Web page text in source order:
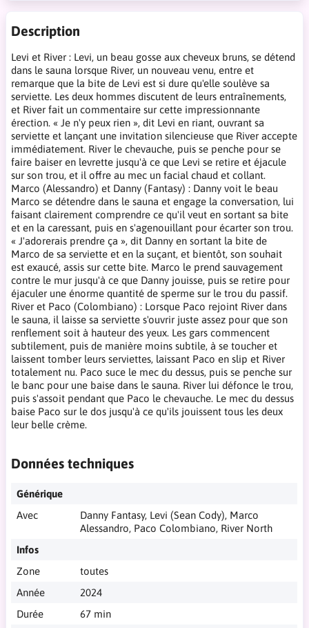
Description
Levi et River : Levi, un beau gosse aux cheveux bruns, se détend
dans le sauna lorsque River, un nouveau venu, entre et
remarque que la bite de Levi est si dure qu'elle soulève sa
serviette. Les deux hommes discutent de leurs entraînements,
et River fait un commentaire sur cette impressionnante
érection. « Je n'y peux rien », dit Levi en riant, ouvrant sa
serviette et lançant une invitation silencieuse que River accepte
immédiatement. River le chevauche, puis se penche pour se
faire baiser en levrette jusqu'à ce que Levi se retire et éjacule
sur son trou, et il offre au mec un facial chaud et collant.
Marco (Alessandro) et Danny (Fantasy) : Danny voit le beau
Marco se détendre dans le sauna et engage la conversation, lui
faisant clairement comprendre ce qu'il veut en sortant sa bite
et en la caressant, puis en s'agenouillant pour écarter son trou.
« J'adorerais prendre ça », dit Danny en sortant la bite de
Marco de sa serviette et en la suçant, et bientôt, son souhait
est exaucé, assis sur cette bite. Marco le prend sauvagement
contre le mur jusqu'à ce que Danny jouisse, puis se retire pour
éjaculer une énorme quantité de sperme sur le trou du passif.
River et Paco (Colombiano) : Lorsque Paco rejoint River dans
le sauna, il laisse sa serviette s'ouvrir juste assez pour que son
renflement soit à hauteur des yeux. Les gars commencent
subtilement, puis de manière moins subtile, à se toucher et
laissent tomber leurs serviettes, laissant Paco en slip et River
totalement nu. Paco suce le mec du dessus, puis se penche sur
le banc pour une baise dans le sauna. River lui défonce le trou,
puis s'assoit pendant que Paco le chevauche. Le mec du dessus
baise Paco sur le dos jusqu'à ce qu'ils jouissent tous les deux
leur belle crème.
Données techniques
Générique
Avec
Danny Fantasy, Levi (Sean Cody), Marco
Alessandro, Paco Colombiano, River North
Infos
Zone
toutes
Année
2024
Durée
67 min